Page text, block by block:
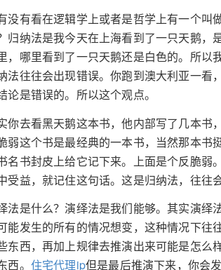
没有看在逻辑学上或者是哲学上有一个叫
归纳法是我今天在上海看到了一只天鹅，
，哪里看到了一只天鹅还是白色的。所以
法往往会出现错误。你跑到澳大利亚一
论是错误的。所以这个观点。
你去看黑天鹅这本书，他内部写了几本书
弱这个书是最经典的一本书，当然那本书
名书封皮上给它记下来。上面是个反脆弱
受益，就记住这句话。这是归纳法，往往
法是什么？演绎法是我们能够。其实演绎
能发生的所有的情况想变，这种情况下往
东西，再加上规律去推演出来可能是怎么
西。 住宅代理ip但是最后推演下来，你会